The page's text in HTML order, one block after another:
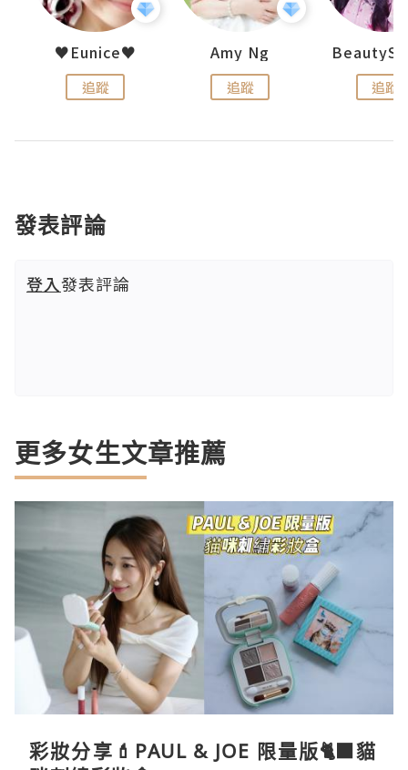
♥Eunice♥
追蹤
Amy Ng
追蹤 追蹤
發表評論
登入發表評論
更多女生文章推薦
彩妝分享💄PAUL & JOE 限量版🐈‍⬛貓